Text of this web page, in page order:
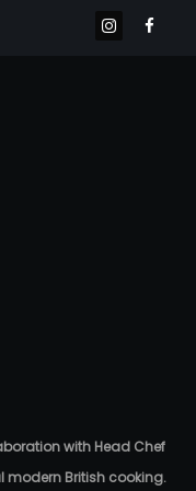
with Head Chef
modern British cooking.